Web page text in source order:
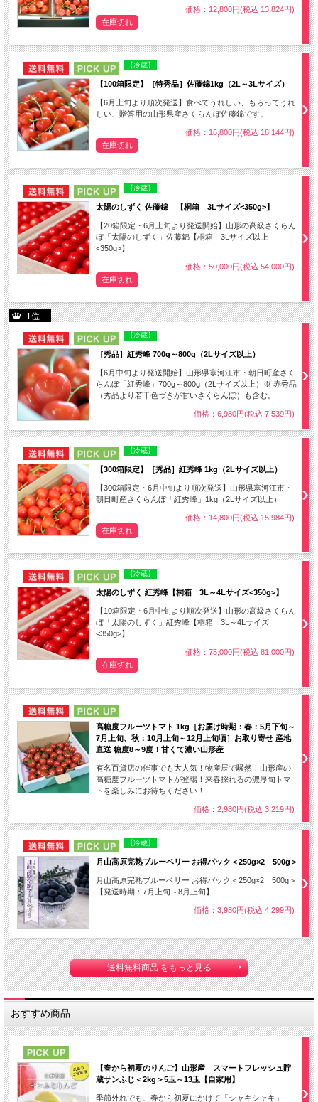
価格：12,800円(税込 13,824円)
在庫切れ
NEW PICK UP
【冷蔵】
【100箱限定】［特秀品］佐藤錦1kg（2L～3Lサイズ）
【6月上旬より順次発送】食べてうれしい、もらってうれ
しい、贈答用の山形県産さくらんぼ佐藤錦です。
価格：16,800円(税込 18,144円)
在庫切れ
NEW PICK UP
【冷蔵】
太陽のしずく 佐藤錦 【桐箱 3Lサイズ<350g>】
【20箱限定・6月上旬より発送開始】山形の高級さくらん
ぼ「太陽のしずく」佐藤錦【桐箱 3Lサイズ以上
<350g>】
価格：50,000円(税込 54,000円)
在庫切れ
1位
NEW PICK UP
【冷蔵】
［秀品］紅秀峰 700g～800g（2Lサイズ以上）
【6月中旬より発送開始】山形県寒河江市・朝日町産さく
らんぼ「紅秀峰」700g～800g（2Lサイズ以上）※ 赤秀品
（秀品より若干色づきが甘いさくらんぼ）も含む。
価格：6,980円(税込 7,539円)
NEW PICK UP
【冷蔵】
【300箱限定】［秀品］紅秀峰 1kg（2Lサイズ以上）
【300箱限定・6月中旬より順次発送】山形県寒河江市・
朝日町産さくらんぼ「紅秀峰」1kg（2Lサイズ以上）
価格：14,800円(税込 15,984円)
在庫切れ
NEW PICK UP
【冷蔵】
太陽のしずく 紅秀峰【桐箱 3L～4Lサイズ<350g>】
【10箱限定・6月中旬より順次発送】山形の高級さくらん
ぼ「太陽のしずく」紅秀峰【桐箱 3L～4Lサイズ
<350g>】
価格：75,000円(税込 81,000円)
在庫切れ
NEW
高糖度フルーツトマト 1kg［お届け時期：春：5月下旬～
7月上旬、秋：10月上旬～12月上旬頃］お取り寄せ 産地
直送 糖度8～9度！甘くて濃い山形産
有名百貨店の催事でも大人気！物産展で騒然！山形産の
高糖度フルーツトマトが登場！来春採れるの濃厚旬トマ
トを楽しみにお待ちください！
価格：2,980円(税込 3,219円)
NEW PICK UP
【冷蔵】
月山高原完熟ブルーベリー お得パック＜250g×2 500g＞
月山高原完熟ブルーベリー お得パック＜250g×2 500g＞
【発送時期：7月上旬～8月上旬】
価格：3,980円(税込 4,299円)
送料無料商品 をもっと見る
おすすめ商品
【春から初夏のりんご】山形産 スマートフレッシュ貯
蔵サンふじ＜2kg＞5玉～13玉【自家用】
季節外れでも、春から初夏にかけて「シャキシャキ」